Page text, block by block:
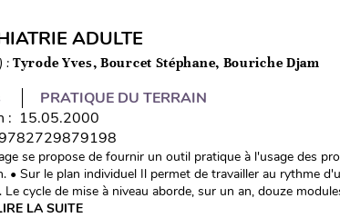
ADULTE
: Tyrode Yves, Bourcet Stéphane, Bouriche Djam
PRATIQUE DU TERRAIN
: 15.05.2000
se propose de fournir un outil pratique à l'usage des
• Sur le plan individuel Il permet de travailler au rythme
Le cycle de mise à niveau aborde, sur un an, douze
LA SUITE